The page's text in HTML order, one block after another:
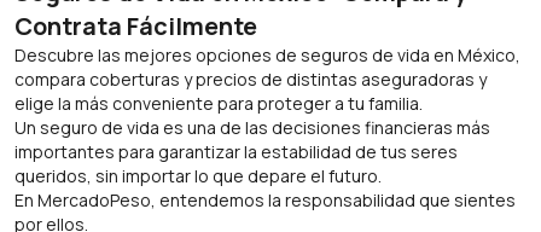
Contrata Fácilmente
Descubre las mejores opciones de seguros de vida en México,
compara coberturas y precios de distintas aseguradoras y
elige la más conveniente para proteger a tu familia.
Un seguro de vida es una de las decisiones financieras más
importantes para garantizar la estabilidad de tus seres
queridos, sin importar lo que depare el futuro.
En MercadoPeso, entendemos la responsabilidad que sientes
por ellos.